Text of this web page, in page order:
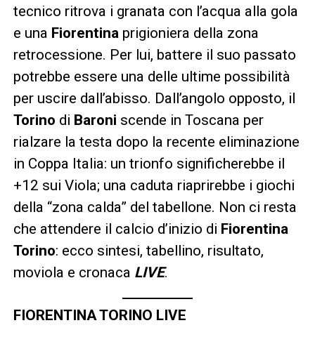
tecnico ritrova i granata con l’acqua alla gola
e una Fiorentina prigioniera della zona
retrocessione. Per lui, battere il suo passato
potrebbe essere una delle ultime possibilità
per uscire dall’abisso. Dall’angolo opposto, il
Torino di Baroni scende in Toscana per
rialzare la testa dopo la recente eliminazione
in Coppa Italia: un trionfo significherebbe il
+12 sui Viola; una caduta riaprirebbe i giochi
della “zona calda” del tabellone. Non ci resta
che attendere il calcio d’inizio di Fiorentina
Torino: ecco sintesi, tabellino, risultato,
moviola e cronaca LIVE.
FIORENTINA TORINO LIVE